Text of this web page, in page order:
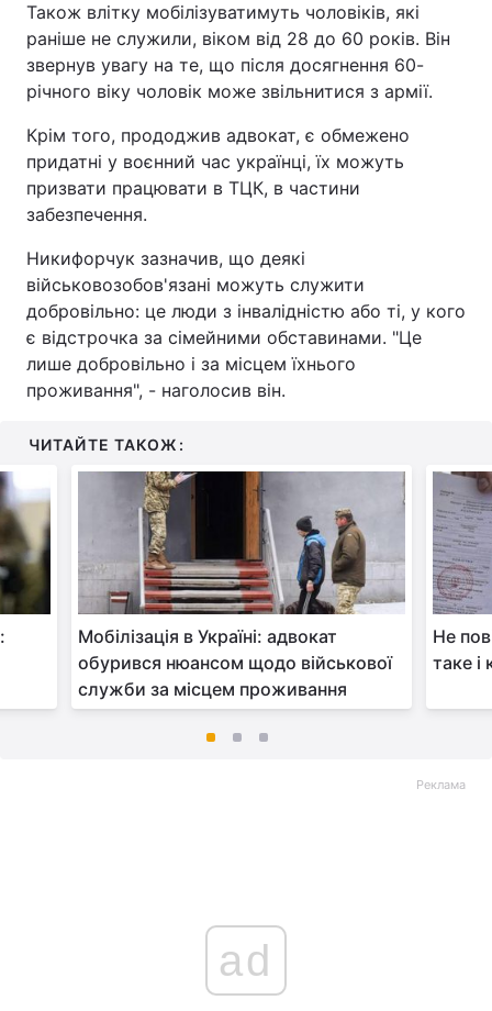
Також влітку мобілізуватимуть чоловіків, які
раніше не служили, віком від 28 до 60 років. Він
звернув увагу на те, що після досягнення 60-
річного віку чоловік може звільнитися з армії.
Крім того, прододжив адвокат, є обмежено
придатні у воєнний час українці, їх можуть
призвати працювати в ТЦК, в частини
забезпечення.
Никифорчук зазначив, що деякі
військовозобов'язані можуть служити
добровільно: це люди з інвалідністю або ті, у кого
є відстрочка за сімейними обставинами. "Це
лише добровільно і за місцем їхнього
проживання", - наголосив він.
ЧИТАЙТЕ ТАКОЖ:
Мобілізація в Україні: адвокат
обурився нюансом щодо військової
служби за місцем проживання
Не
таке
Реклама
ad